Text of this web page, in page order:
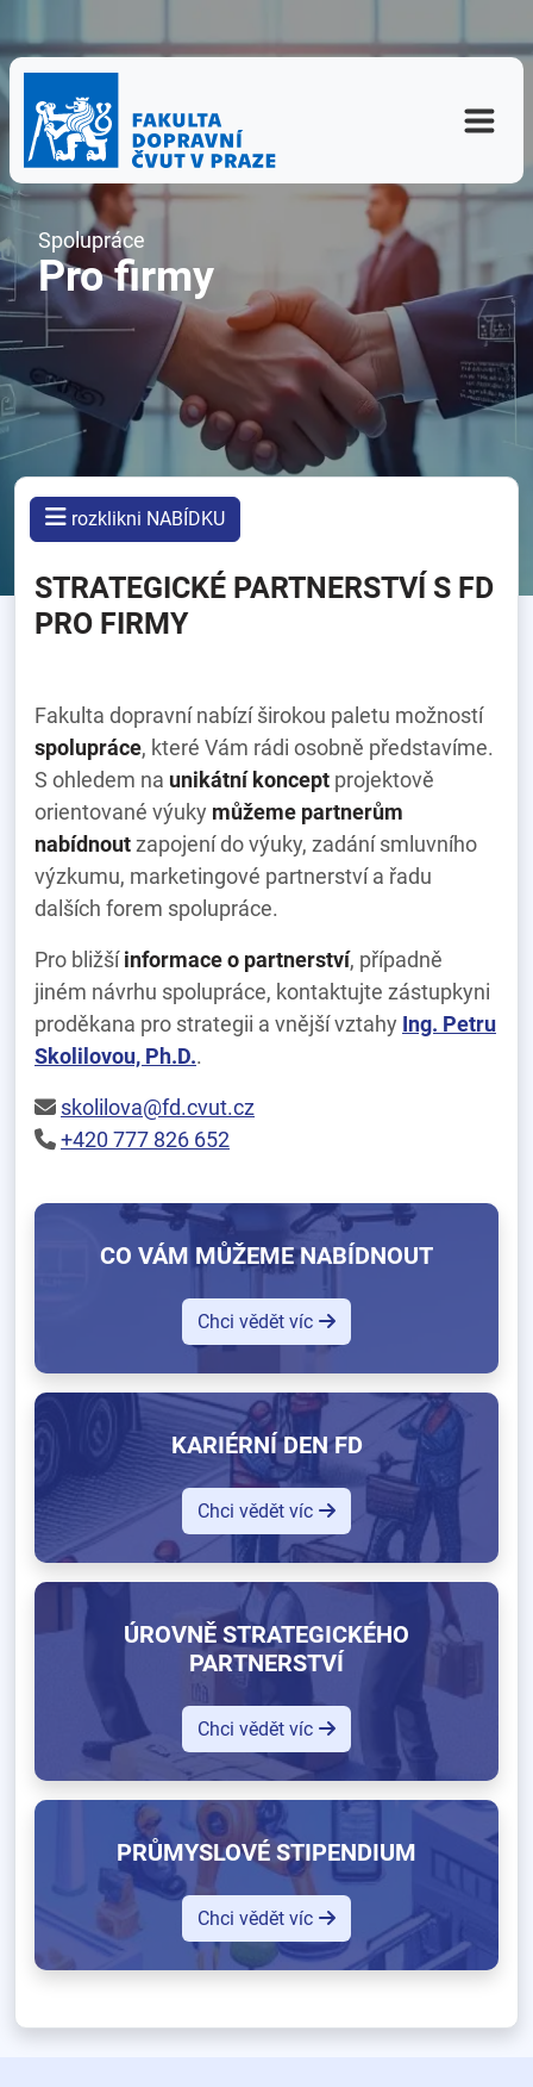
Spolupráce
Pro firmy
rozklikni NABÍDKU
STRATEGICKÉ PARTNERSTVÍ S FD
PRO FIRMY
Fakulta dopravní nabízí širokou paletu možností
spolupráce, které Vám rádi osobně představíme.
S ohledem na unikátní koncept projektově
orientované výuky můžeme partnerům
nabídnoutzapojení do výuky, zadání smluvního
výzkumu, marketingové partnerství a řadu
dalších forem spolupráce.
Pro bližšíinformace o partnerství, případně
jiném návrhu spolupráce, kontaktujte zástupkyni
proděkana pro strategii a vnější vztahy Ing. Petru
Skolilovou, Ph.D..
skolilova@fd.cvut.cz
+420 777 826 652
CO VÁM MŮŽEME NABÍDNOUT
Chci vědět víc
KARIÉRNÍ DEN FD
Chci vědět víc
ÚROVNĚ STRATEGICKÉHO
PARTNERSTVÍ
Chci vědět víc
PRŮMYSLOVÉ STIPENDIUM
Chci vědět víc